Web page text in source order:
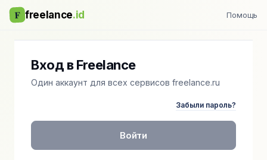
F freelance.id Помощь
Вход в Freelance
Один аккаунт для всех сервисов freelance.ru
Забыли пароль?
Войти